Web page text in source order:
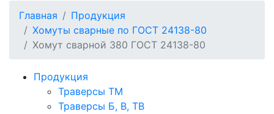
Главная
Продукция
Хомуты сварные по ГОСТ 24138-80
Хомут сварной 380 ГОСТ 24138-80
Продукция
Траверсы ТМ
Траверсы Б, В, ТВ